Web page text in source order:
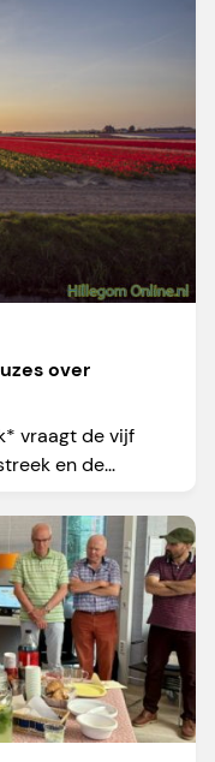
over
vraagt de vijf
en de...